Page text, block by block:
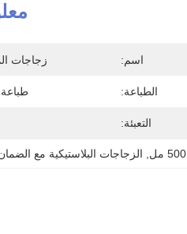
اسم: زجاجات
الطباعة:
التعبئة:
الزجاجات البلاستيكية مع